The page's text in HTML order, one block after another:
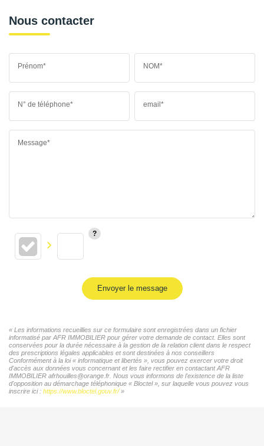
Nous contacter
Prénom* NOM*
N° de téléphone* email*
Message*
Envoyer le message
« Les informations recueillies sur ce formulaire sont enregistrées dans un fichier
informatisé par AFR IMMOBILIER pour gérer votre demande de contact. Elles sont
conservées pour la durée nécessaire à la gestion de la relation client dans le respect
des prescriptions légales applicables et sont destinées à nos conseillers
Conformément à la loi « informatique et libertés », vous pouvez exercer votre droit
d'accès aux données vous concernant et les faire rectifier en contactant AFR
IMMOBILIER afrhouilles@orange.fr. Nous vous informons de l'existence de la liste
d'opposition au démarchage téléphonique « Bloctel », sur laquelle vous pouvez vous
inscrire ici : https://www.bloctel.gouv.fr/»